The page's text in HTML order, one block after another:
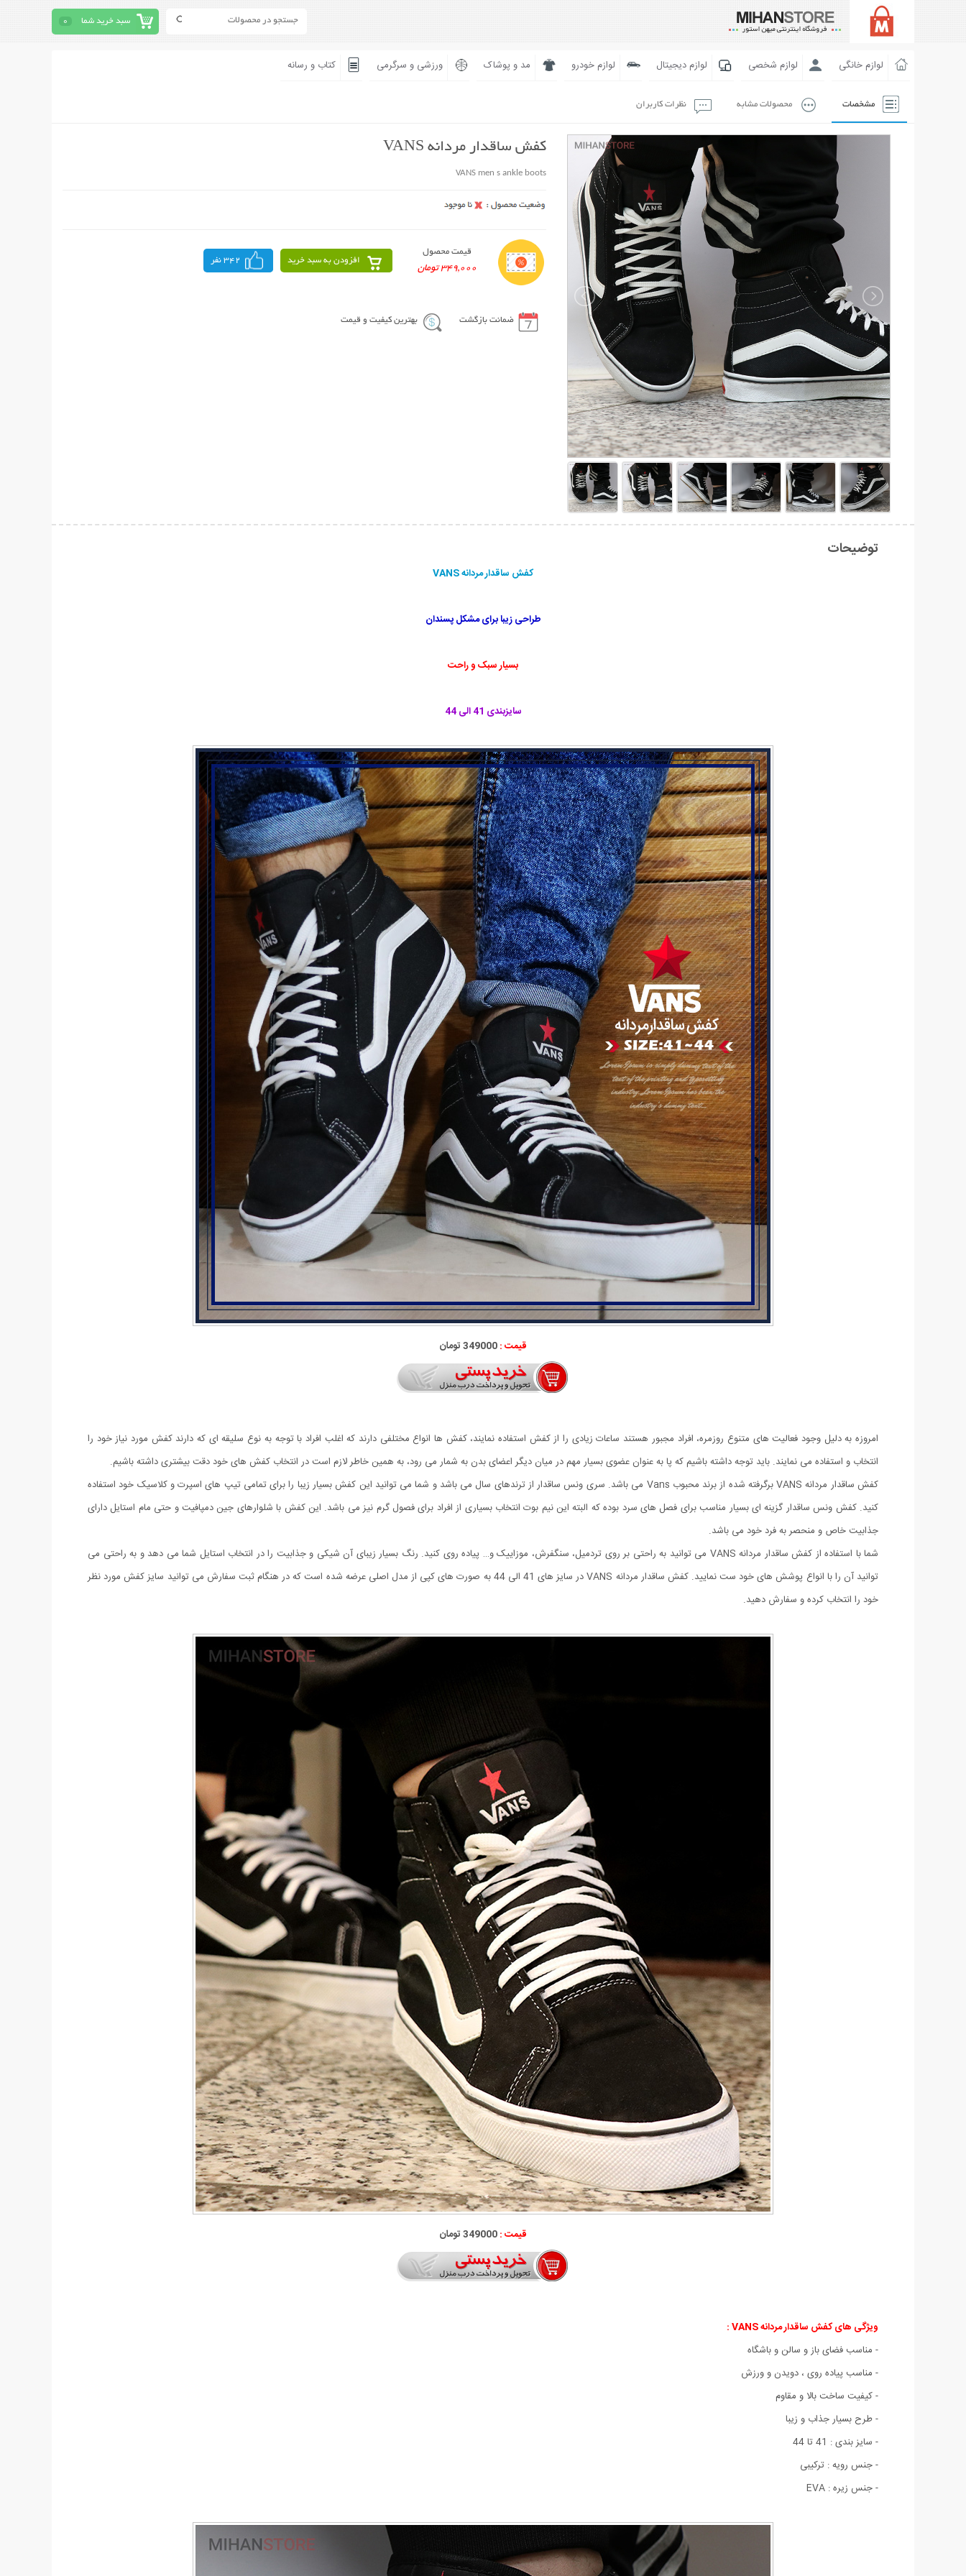
سبد خرید شما 0
لوازم خانگی لوازم شخصی لوازم دیجیتال لوازم خودرو مد و پوشاک ورزشی و سرگرمی کتاب و رسانه
مشخصات محصولات مشابه نظرات کاربران
کفش ساقدار مردانه VANS
VANS men s ankle boots
قیمت محصول
349,000 تومان
افزودن به سبد خرید 342 نفر
ضمانت بازگشت بهترین کیفیت و قیمت
توضیحات
کفش ساقدار مردانه VANS
طراحی زیبا برای مشکل پسندان
بسیار سبک و راحت
سایزبندی 41 الی 44
قیمت :349000 تومان
امروزه به دلیل وجود فعالیت های متنوع روزمره، افراد مجبور هستند ساعات زیادی را از کفش استفاده نمایند، کفش ها انواع مختلفی دارند که اغلب افراد با توجه به نوع سلیقه ای که دارند کفش مورد نیاز خود را
انتخاب و استفاده می نمایند. باید توجه داشته باشیم که پا به عنوان عضوی بسیار مهم در میان دیگر اعضای بدن به شمار می رود، به همین خاطر لازم است در انتخاب کفش های خود دقت بیشتری داشته باشیم.
کفش ساقدار مردانه VANS برگرفته شده از برند محبوب Vans می باشد. سری ونس ساقدار از ترندهای سال می باشد و شما می توانید این کفش بسیار زیبا را برای تمامی تیپ های اسپرت و کلاسیک خود استفاده
کنید. کفش ونس ساقدار گزینه ای بسیار مناسب برای فصل های سرد بوده که البته این نیم بوت انتخاب بسیاری از افراد برای فصول گرم نیز می باشد. این کفش با شلوارهای جین دمپافیت و حتی مام استایل دارای
جذابیت خاص و منحصر به فرد خود می باشد.
شما با استفاده از کفش ساقدار مردانه VANS می توانید به راحتی بر روی تردمیل، سنگفرش، موزاییک و… پیاده روی کنید. رنگ بسیار زیبای آن شیکی و جذابیت را در انتخاب استایل شما می دهد و به راحتی می
توانید آن را با انواع پوشش های خود ست نمایید. کفش ساقدار مردانه VANS در سایز های 41 الی 44 به صورت های کپی از مدل اصلی عرضه شده است که در هنگام ثبت سفارش می توانید سایز کفش مورد نظر
خود را انتخاب کرده و سفارش دهید.
قیمت :349000 تومان
ویژگی های کفش ساقدار مردانه VANS :
- مناسب فضای باز و سالن و باشگاه
- مناسب پیاده روی ، دویدن و ورزش
- کیفیت ساخت بالا و مقاوم
- طرح بسیار جذاب و زیبا
- سایز بندی : 41 تا 44
- جنس رویه : ترکیبی
- جنس زیره : EVA